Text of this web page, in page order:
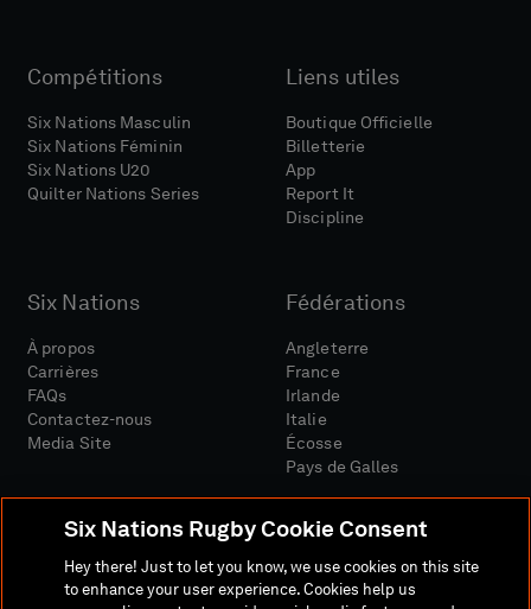
Compétitions
Six Nations Masculin
Six Nations Féminin
Six Nations U20
Quilter Nations Series
Liens utiles
Boutique Officielle
Billetterie
App
Report It
Discipline
Six Nations
À propos
Carrières
FAQs
Contactez-nous
Media Site
Fédérations
Angleterre
France
Irlande
Italie
Écosse
Pays de Galles
Six Nations Rugby Cookie Consent
Hey there! Just to let you know, we use cookies on this site
to enhance your user experience. Cookies help us